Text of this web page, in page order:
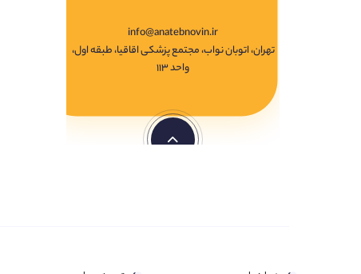
info@anatebnovin.ir
تهران، اتوبان نواب، مجتمع پزشکی اقاقیا، طبقه اول،
واحد ۱۱۳